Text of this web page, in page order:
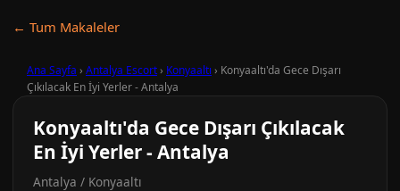
← Tum Makaleler
Ana Sayfa › Antalya Escort› Konyaaltı › Konyaaltı'da Gece Dışarı
Çıkılacak En İyi Yerler - Antalya
Konyaaltı'da Gece Dışarı Çıkılacak
En İyi Yerler - Antalya
Antalya / Konyaaltı